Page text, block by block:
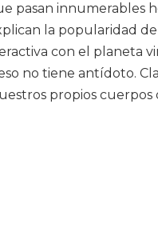
innumerables
la popularidad
con el planeta
no tiene antídoto.
propios cuerpos